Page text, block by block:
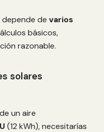
de varios
básicos,
razonable.
solares
un aire
(12 kWh), necesitarías